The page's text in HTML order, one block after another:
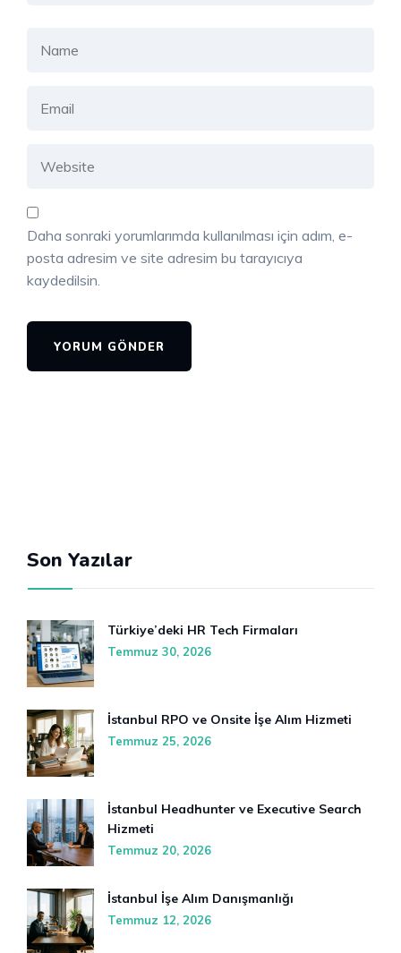
Daha sonraki yorumlarımda kullanılması için adım, e-
posta adresim ve site adresim bu tarayıcıya
kaydedilsin.
Son Yazılar
Türkiye’deki HR Tech Firmaları
Temmuz 30, 2026
İstanbul RPO ve Onsite İşe Alım Hizmeti
Temmuz 25, 2026
İstanbul Headhunter ve Executive Search
Hizmeti
Temmuz 20, 2026
İstanbul İşe Alım Danışmanlığı
Temmuz 12, 2026